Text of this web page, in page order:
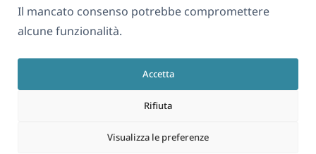
Il mancato consenso potrebbe compromettere
alcune funzionalità.
Accetta
Rifiuta
Visualizza le preferenze
Italiano
Unisciti al nostro team(si
nuova
apre
in
una
nuova
apre
in
una
nuova
apre
una